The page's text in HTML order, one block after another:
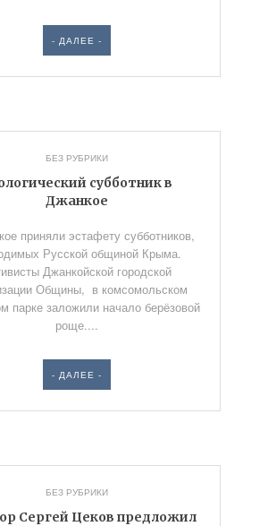
- ДАЛЕЕ -
БЕЗ РУБРИКИ
субботник в
Джанкое
приняли эстафету субботников,
Русской общиной Крыма.
Джанкойской городской
Общины, в комсомольском
парке заложили начало берёзовой
роще....
- ДАЛЕЕ -
БЕЗ РУБРИКИ
Сергей Цеков предложил